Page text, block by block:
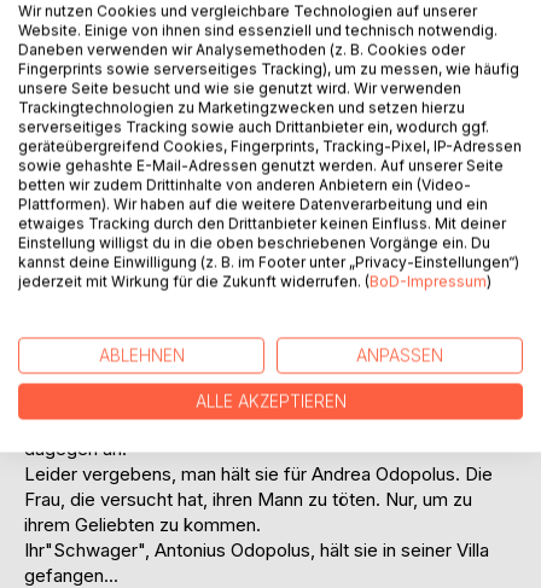
Hollys Mutter erkrankt schwer.
Daraufhin bricht die junge Frau ihr Studium ab und reist
Nachhause.
Im Zug nach London trifft sie auf eine junge Frau, die ihr
verblüffend ähnlich sieht. Holly ist erstaunt.
Doch die Frau, eine junge Mutter, ist sehr kühl und
eingebildet. Sie beleidigt Holly und überlässt ihr die
Betreuung des Kindes. Nur um im Speisewagen etwas zu
trinken. Holly bleibt mit dem Kind allein zurück.
Doch dann verunglückt der Zug. Holly kann dem Kind das
Sie erwacht in Griechenland. Dort wird sie für die arrogante
Frau gehalten und eines schweren Verbrechens
Holly, der vieles von ihren Erinnerungen fehlt, kämpft
dagegen an.
Leider vergebens, man hält sie für Andrea Odopolus. Die
Frau, die versucht hat, ihren Mann zu töten. Nur, um zu
ihrem Geliebten zu kommen.
Ihr"Schwager", Antonius Odopolus, hält sie in seiner Villa
gefangen...
Wir nutzen Cookies und vergleichbare Technologien auf unserer
Website. Einige von ihnen sind essenziell und technisch notwendig.
Daneben verwenden wir Analysemethoden (z. B. Cookies oder
Fingerprints sowie serverseitiges Tracking), um zu messen, wie häufig
unsere Seite besucht und wie sie genutzt wird. Wir verwenden
Trackingtechnologien zu Marketingzwecken und setzen hierzu
serverseitiges Tracking sowie auch Drittanbieter ein, wodurch ggf.
geräteübergreifend Cookies, Fingerprints, Tracking-Pixel, IP-Adressen
sowie gehashte E-Mail-Adressen genutzt werden. Auf unserer Seite
betten wir zudem Drittinhalte von anderen Anbietern ein (Video-
Plattformen). Wir haben auf die weitere Datenverarbeitung und ein
etwaiges Tracking durch den Drittanbieter keinen Einfluss. Mit deiner
Einstellung willigst du in die oben beschriebenen Vorgänge ein. Du
kannst deine Einwilligung (z. B. im Footer unter „Privacy-Einstellungen“)
jederzeit mit Wirkung für die Zukunft widerrufen. (BoD-Impressum)
ABLEHNEN ANPASSEN
ALLE AKZEPTIEREN